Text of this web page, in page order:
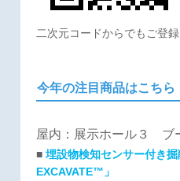
二次元コードからでもご登録
今年の注目商品はこちら
屋内：展示ホール３ ブ
■ 埋設物検知センサー付き
EXCAVATE™」